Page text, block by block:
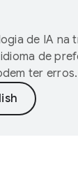
de IA na
de
ter erros.